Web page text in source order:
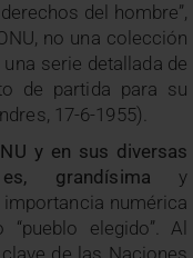
del hombre”,
no una colección
serie detallada de
de partida para su
17-6-1955).
y en sus diversas
grandísima y
numérica
elegido”. Al